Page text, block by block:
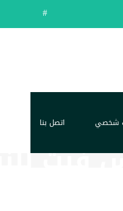
اتصل بنا شخصي
فيت